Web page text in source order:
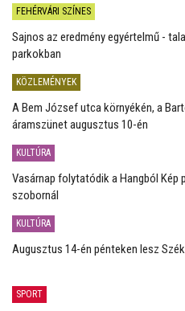
FEHÉRVÁRI SZÍNES
Sajnos az eredmény egyértelmű -
parkokban
KÖZLEMÉNYEK
A Bem József utca környékén, a
áramszünet augusztus 10-én
KULTÚRA
Vasárnap folytatódik a Hangból Kép
szobornál
KULTÚRA
Augusztus 14-én pénteken lesz
SPORT